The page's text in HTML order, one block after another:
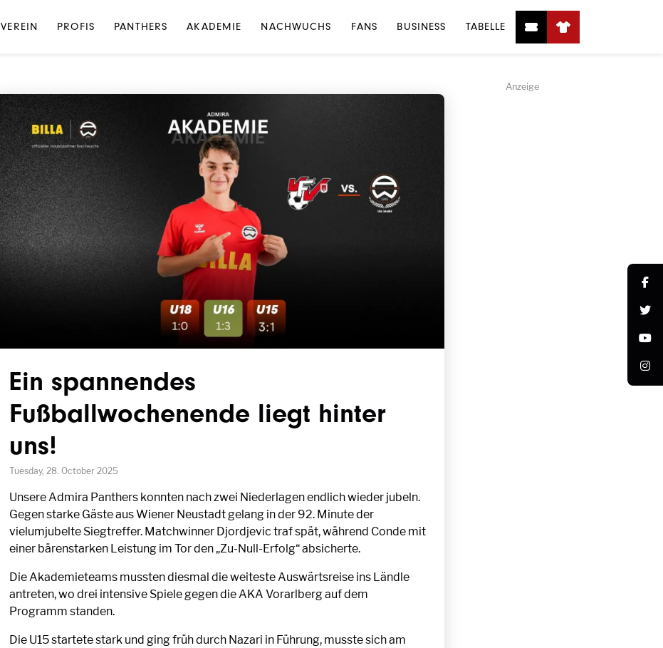
VEREIN PROFIS PANTHERS AKADEMIE NACHWUCHS FANS BUSINESS TABELLE
Ein spannendes
Fußballwochenende liegt hinter
uns!
Tuesday, 28. October 2025
Unsere Admira Panthers konnten nach zwei Niederlagen endlich wieder jubeln.
Gegen starke Gäste aus Wiener Neustadt gelang in der 92. Minute der
vielumjubelte Siegtreffer. Matchwinner Djordjevic traf spät, während Conde mit
einer bärenstarken Leistung im Tor den „Zu-Null-Erfolg“ absicherte.
Die Akademieteams mussten diesmal die weiteste Auswärtsreise ins Ländle
antreten, wo drei intensive Spiele gegen die AKA Vorarlberg auf dem
Programm standen.
Die U15 startete stark und ging früh durch Nazari in Führung, musste sich am
Anzeige